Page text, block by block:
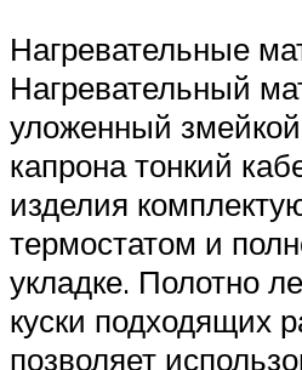
Нагревательные
Нагревательный
уложенный змейкой
капрона тонкий
изделия
термостатом и
укладке. Полотно
куски подходящих
позволяет